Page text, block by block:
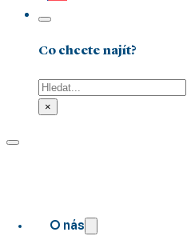
Co chcete najít?
Hledat
×
O nás